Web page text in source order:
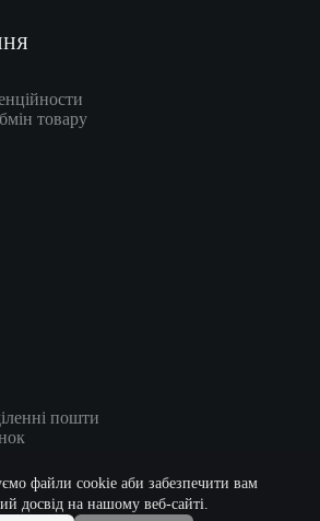
файли cookie аби забезпечити вам
досвід на нашому веб-сайті.
товару
пошти